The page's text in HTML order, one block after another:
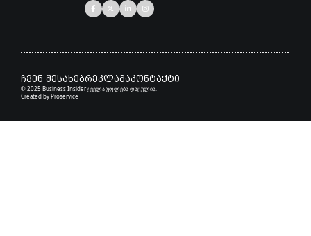
ჩვენ შესახებრეკლამაკონტაქტი
© 2025 Business Insider ყველა უფლება დაცულია.
Created byProservice